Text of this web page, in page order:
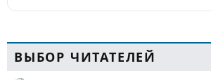
ВЫБОР ЧИТАТЕЛЕЙ